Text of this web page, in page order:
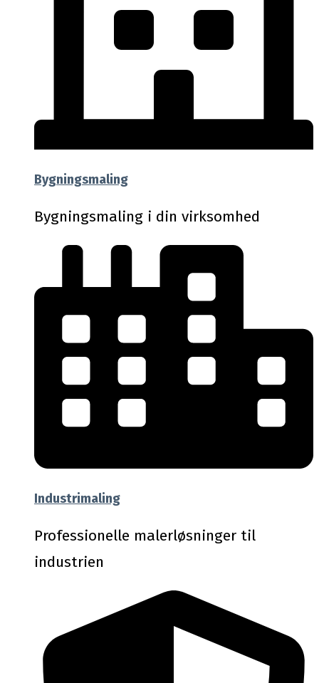
Bygningsmaling
Bygningsmaling i din virksomhed
Industrimaling
Professionelle malerløsninger til
industrien